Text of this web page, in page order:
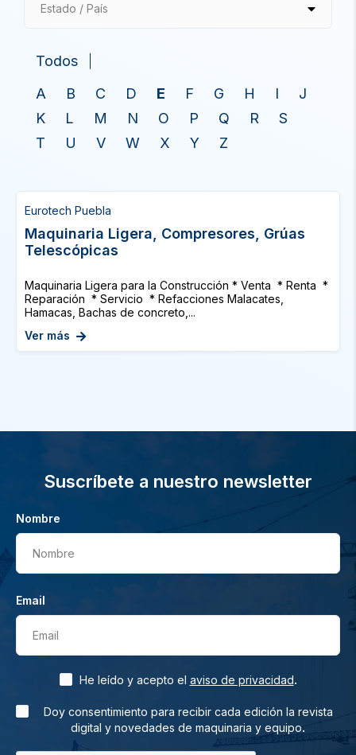
Estado / País
Todos
A
B C D E F G H I
J
K
L M N O P Q R
S
T
U V W X Y Z
Eurotech Puebla
Maquinaria Ligera, Compresores, Grúas
Telescópicas
Maquinaria Ligera para la Construcción * Venta * Renta *
Reparación * Servicio * Refacciones Malacates,
Hamacas, Bachas de concreto,...
Ver más
Suscríbete a nuestro newsletter
Nombre
Nombre
Email
Email
He leído y acepto el aviso de privacidad.
Doy consentimiento para recibir cada edición la revista
digital y novedades de maquinaria y equipo.